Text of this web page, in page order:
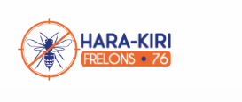
principal